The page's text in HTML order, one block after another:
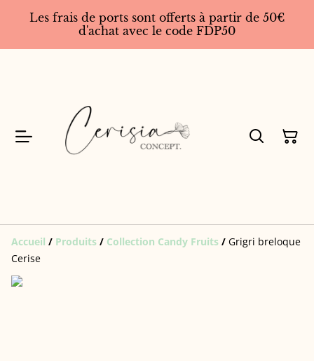
Les frais de ports sont offerts à partir de 50€
d'achat avec le code FDP50
Accueil / Produits / Collection Candy Fruits / Grigri breloque
Cerise